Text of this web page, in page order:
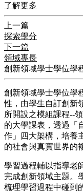
了解更多
上一篇
探索學分
下一篇
領域專長
創新領域學士學位學
創新領域學士學位學
性，由學生自訂創新
所開設之模組課程--
的大學課表，透過「
作」四大架構，培養
的社會與真實世界的
學習過程輔以指導老
完成創新領域主題。
梳理學習過程中碰到